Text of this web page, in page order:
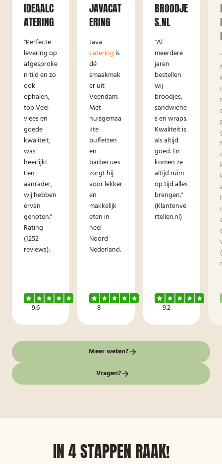
IDEAALC
ATERING
"Perfecte
levering op
afgesproke
n tijd en zo
ook
ophalen,
top Veel
vlees en
goede
kwaliteit,
was
heerlijk!
Een
aanrader,
wij hebben
ervan
genoten."
Rating
(1252
reviews):
9.6
JAVACAT
ERING
Java
catering is
dé
smaakmak
er uit
Veendam.
Met
huisgemaa
kte
buffetten
en
barbecues
zorgt hij
voor lekker
en
makkelijk
eten in
heel
Noord-
Nederland.
8
BROODJE
S.NL
"Al
meerdere
jaren
bestellen
wij
broodjes,
sandwiche
s en wraps.
Kwaliteit is
als altijd
goed. En
komen ze
altijd ruim
op tijd alles
brengen."
(Klantenve
rtellen.nl)
9.2
Meer weten?
Vragen?
IN 4 STAPPEN RAAK!